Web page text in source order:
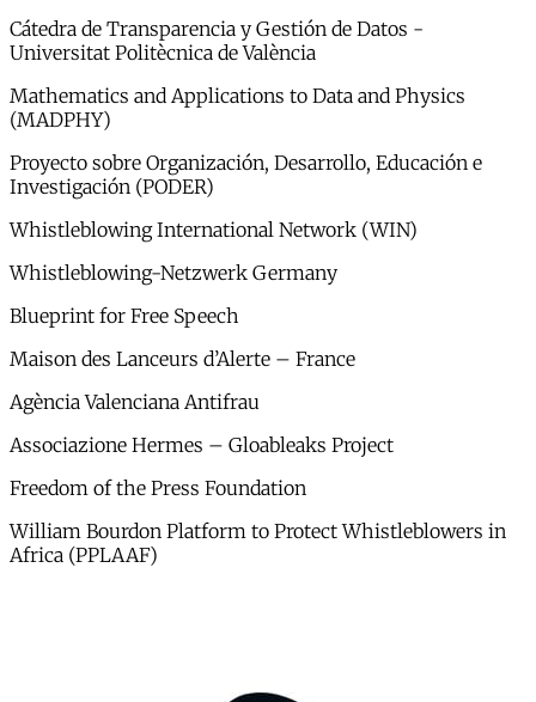
Cátedra de Transparencia y Gestión de Datos -
Universitat Politècnica de València
Mathematics and Applications to Data and Physics
(MADPHY)
Proyecto sobre Organización, Desarrollo, Educación e
Investigación (PODER)
Whistleblowing International Network (WIN)
Whistleblowing-Netzwerk Germany
Blueprint for Free Speech
Maison des Lanceurs d’Alerte – France
Agència Valenciana Antifrau
Associazione Hermes – Gloableaks Project
Freedom of the Press Foundation
William Bourdon Platform to Protect Whistleblowers in
Africa (PPLAAF)